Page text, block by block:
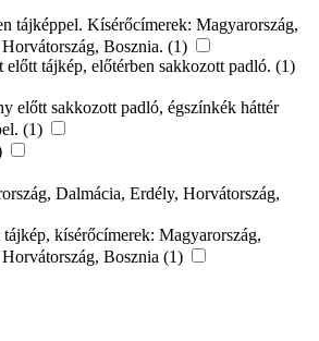
tájképpel. Kísérőcímerek: Magyarország,
Bosznia. (1)
előtt tájkép, előtérben sakkozott padló. (1)
előtt sakkozott padló, égszínkék háttér
(1)
Dalmácia, Erdély, Horvátország,
kísérőcímerek: Magyarország,
Bosznia (1)